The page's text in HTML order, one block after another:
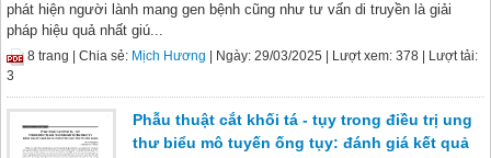
phát hiện người lành mang gen bệnh cũng như tư vấn di truyền là giải
pháp hiệu quả nhất giú...
8 trang | Chia sẻ: Mịch Hương | Ngày: 29/03/2025 | Lượt xem: 378 | Lượt tải:
3
Phẫu thuật cắt khối tá - tụy trong điều trị ung
thư biểu mô tuyến ống tụy: đánh giá kết quả